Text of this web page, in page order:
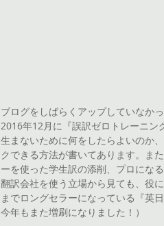
ブログをしばらくアップしていなか
2016年12月に『誤訳ゼロトレーニン
生まないために何をしたらよいのか
クできる方法が書いてあります。ま
ーを使った学生訳の添削、プロにな
翻訳会社を使う立場から見ても、役
までロングセラーになっている『英
今年もまた増刷になりました！）